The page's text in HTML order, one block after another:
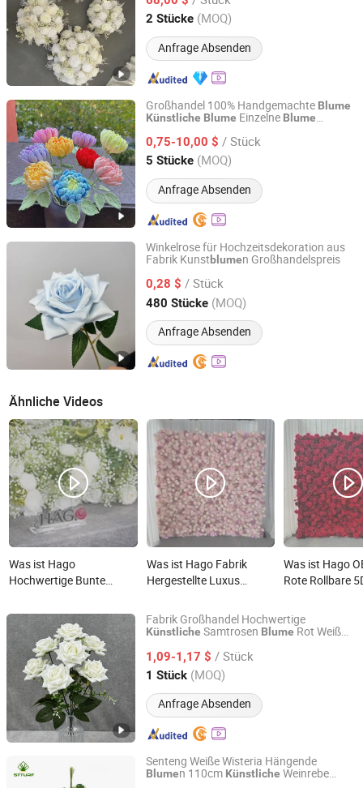
2 Stücke (MOQ)
Anfrage Absenden
Zhejiang, China Seit 2026
Großhandel 100% Handgemachte Blume
Künstliche Blume Einzelne Blume
0,75-10,00 $ / Stück
5 Stücke (MOQ)
Anfrage Absenden
Sihang Import and Export Trade (Dazhou) Co., Ltd.
Sichuan, China Seit 2024
Winkelrose für Hochzeitsdekoration aus
Fabrik Kunstblumen Großhandelspreis
0,28 $ / Stück
480 Stücke (MOQ)
Anfrage Absenden
Tianjin Shuangcun Craft Co., Ltd.
Tianjin, China Seit 2025
Ähnliche Videos
Was ist Hago
Hochwertige Bunte
Seidenblumen Künstliche
Blumen Wand für
Hochzeitsveranstaltungen
Was ist Hago Fabrik
Hergestellte Luxus
Hochzeits Dekorative
Blumenwand
Was ist Hago
Rote Rollbare
Künstliche
Fabrik Großhandel Hochwertige
Künstliche Samtrosen Blume Rot Weiß
Blumen Seiden blume
1,09-1,17 $ / Stück
1 Stück (MOQ)
Anfrage Absenden
Yunnan Nongshu Technology Co., Ltd
Yunnan, China Seit 2026
Senteng Weiße Wisteria Hängende
Blumen 110cm Künstliche Weinrebe
Langfang Senteng Artificial Lawn Co., Ltd.